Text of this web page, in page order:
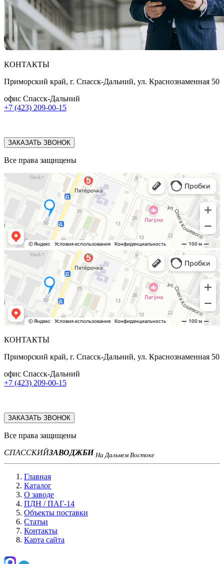
КОНТАКТЫ
Приморский край, г. Спасск-Дальний, ул. Краснознаменная 50
офис Спасск-Дальний
+7 (423) 209-00-15
ЗАКАЗАТЬ ЗВОНОК
Все права защищены
КОНТАКТЫ
Приморский край, г. Спасск-Дальний, ул. Краснознаменная 50
офис Спасск-Дальний
+7 (423) 209-00-15
ЗАКАЗАТЬ ЗВОНОК
Все права защищены
СПАССКИЙЗАВОДЖБИ На Дальнем Востоке
Главная
Каталог
О заводе
ПДН / ПАГ-14
Объекты поставки
Статьи
Контакты
Карта сайта